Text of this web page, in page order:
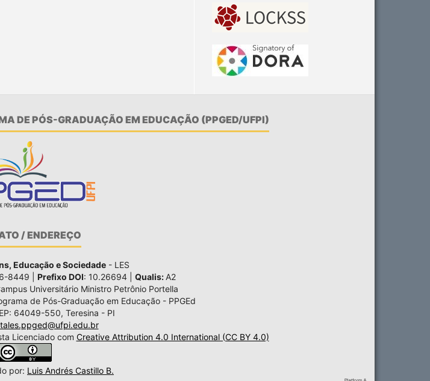
DE PÓS-GRADUAÇÃO EM EDUCAÇÃO (PPGED/UFPI)
/ ENDEREÇO
Educação e Sociedade - LES
8449 | Prefixo DOI: 10.26694 | Qualis: A2
Universitário Ministro Petrônio Portella
de Pós-Graduação em Educação - PPGEd
64049-550, Teresina - PI
Licenciado com Creative Attribution 4.0 International (CC BY 4.0)
por: Luis Andrés Castillo B.